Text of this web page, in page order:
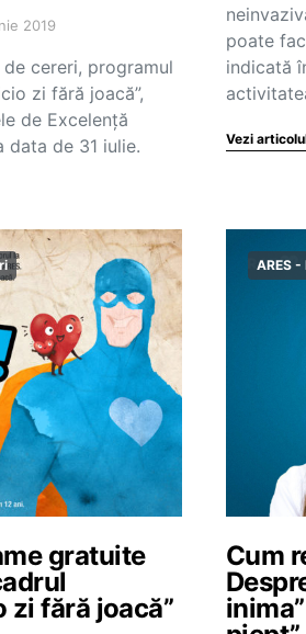
2019
cereri, programul
zi fără joacă”,
de Excelență
data de 31 iulie.
poate
indicată
Vezi
gratuite
zi fără joacă”
ARES
Cum